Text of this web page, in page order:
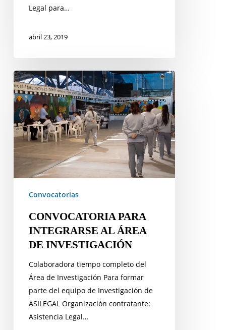
Legal para…
abril 23, 2019
CONVOCATORIA
PARA
INTEGRARSE
AL
ÁREA
DE
INVESTIGACIÓN
Convocatorias
CONVOCATORIA PARA
INTEGRARSE AL ÁREA
DE INVESTIGACIÓN
Colaboradora tiempo completo del
Área de Investigación Para formar
parte del equipo de Investigación de
ASILEGAL Organización contratante:
Asistencia Legal…